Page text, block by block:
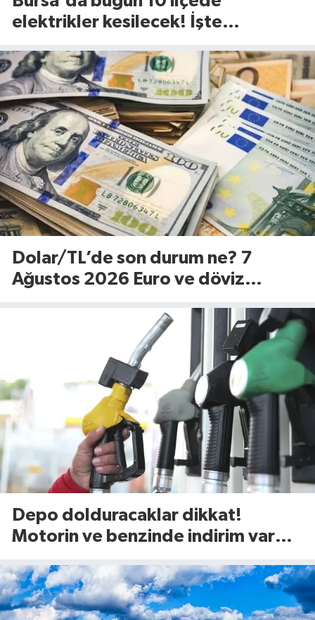
elektrikler kesilecek! İşte
Cuma)
Dolar/TL’de son durum ne? 7
Ağustos 2026 Euro ve döviz
Depo dolduracaklar dikkat!
Motorin ve benzinde indirim var